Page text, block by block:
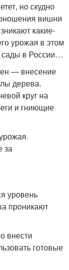
но скудно
вишни
какие-
урожая в этом
сады в России…
— внесение
дерева.
круг на
и гниющие
уровень
проникают
внести
готовые